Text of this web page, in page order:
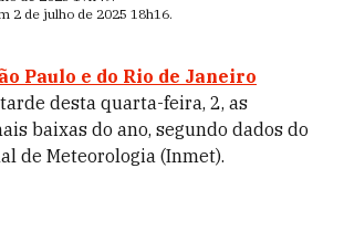
2 de julho de 2025 18h16.
Paulo e do Rio de Janeiro
desta quarta-feira, 2, as
baixas do ano, segundo dados do
de Meteorologia (Inmet).